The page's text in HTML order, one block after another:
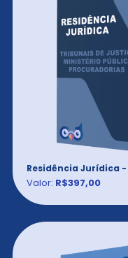
Residência Jurídica
Valor: R$397,00